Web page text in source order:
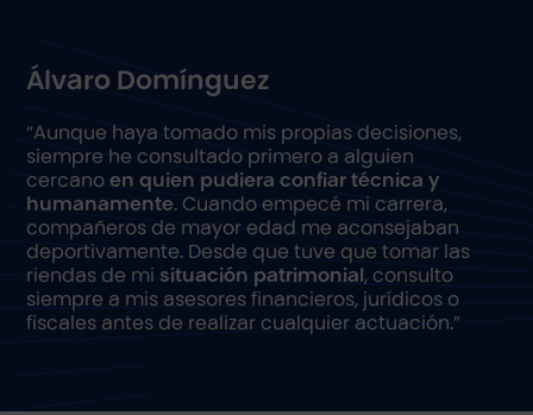
Álvaro Domínguez
“Aunque haya tomado mis propias decisiones,
siempre he consultado primero a alguien
cercanoen quien pudiera confiar técnica y
humanamente. Cuando empecé mi carrera,
compañeros de mayor edad me aconsejaban
deportivamente. Desde que tuve que tomar las
riendas de mi situación patrimonial, consulto
siempre a mis asesores financieros, jurídicos o
fiscales antes de realizar cualquier actuación.”